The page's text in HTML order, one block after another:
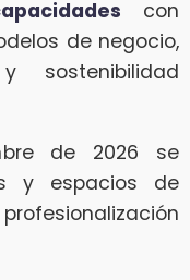
con
de negocio,
sostenibilidad
de 2026 se
y espacios de